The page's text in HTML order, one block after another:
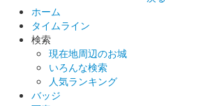
前橋城 御城印
販売終了
50枚限定
ホーム
タイムライン
検索
現在地周辺のお城
いろんな検索
人気ランキング
バッジ